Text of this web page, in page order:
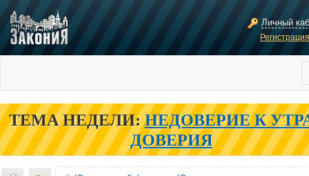
Личный
ТЕМА НЕДЕЛИ: НЕДОВЕРИЕ К
ДОВЕРИЯ